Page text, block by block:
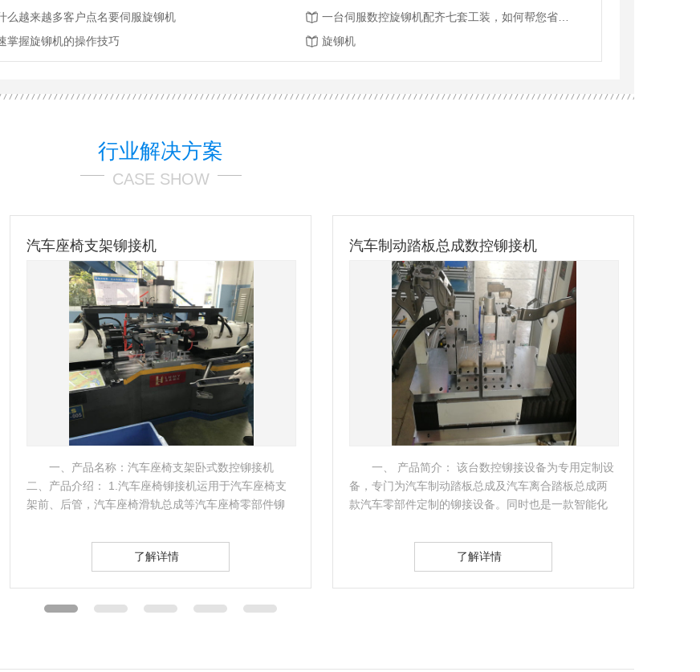
么越来越多客户点名要伺服旋铆机
掌握旋铆机的操作技巧
旋铆机
行业解决方案
CASE SHOW
汽车座椅支架铆接机
一、产品名称：汽车座椅支架卧式数控铆接机
二、产品介绍： 1.汽车座椅铆接机运用于汽车座椅支
架前、后管，汽车座椅滑轨总成等汽车座椅零部件铆
了解详情
汽车制动踏板总成数控铆接机
一、 产品简介： 该台数控铆接设备为专用定制设
备，专门为汽车制动踏板总成及汽车离合踏板总成两
款汽车零部件定制的铆接设备。同时也是一款智能化
了解详情